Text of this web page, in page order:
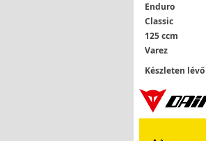
Enduro
Classic
125 ccm
Varez
Készleten